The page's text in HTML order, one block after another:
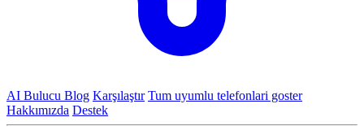
AI Bulucu Blog Karşılaştır Tum uyumlu telefonlari goster
Hakkımızda Destek